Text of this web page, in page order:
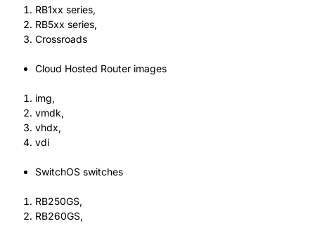
RB1xx series,
RB5xx series,
Crossroads
Cloud Hosted Router images
img,
vmdk,
vhdx,
vdi
SwitchOS switches
RB250GS,
RB260GS,